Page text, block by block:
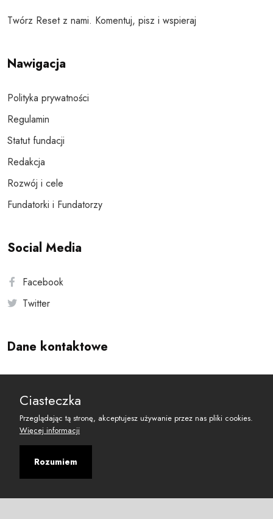
Twórz Reset z nami. Komentuj, pisz i wspieraj
Nawigacja
Polityka prywatności
Regulamin
Statut fundacji
Redakcja
Rozwój i cele
Fundatorki i Fundatorzy
Social Media
Facebook
Twitter
Dane kontaktowe
reset@resetobywatelski.pl
Ciasteczka
Przeglądając tą stronę, akceptujesz używanie przez nas pliki cookies.
Więcej informacji
Rozumiem